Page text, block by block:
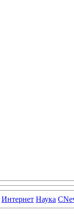
Интернет Наука